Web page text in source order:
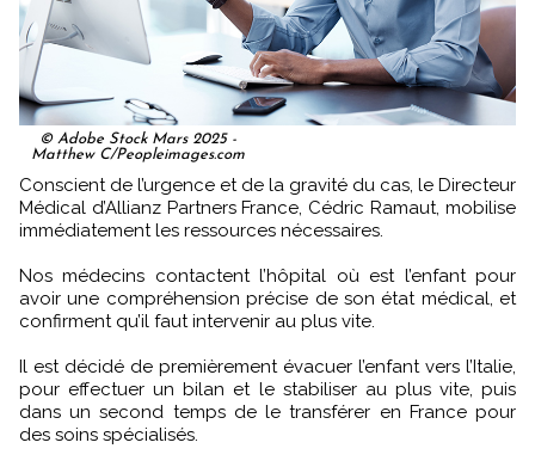
© Adobe Stock Mars 2025 -
Matthew C/Peopleimages.com
Conscient de l’urgence et de la gravité du cas, le Directeur
Médical d’Allianz Partners France, Cédric Ramaut, mobilise
immédiatement les ressources nécessaires.
Nos médecins contactent l’hôpital où est l’enfant pour
avoir une compréhension précise de son état médical, et
confirment qu’il faut intervenir au plus vite.
Il est décidé de premièrement évacuer l’enfant vers l’Italie,
pour effectuer un bilan et le stabiliser au plus vite, puis
dans un second temps de le transférer en France pour
des soins spécialisés.